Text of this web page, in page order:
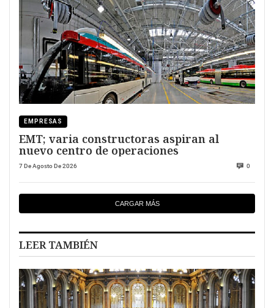
EMPRESAS
EMT; varia constructoras aspiran al
nuevo centro de operaciones
7 De Agosto De 2026 0
CARGAR MÁS
LEER TAMBIÉN